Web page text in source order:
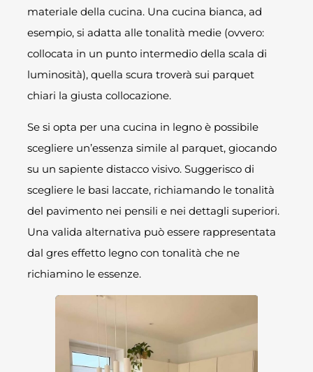
materiale della cucina. Una cucina bianca, ad
esempio, si adatta alle tonalità medie (ovvero:
collocata in un punto intermedio della scala di
luminosità), quella scura troverà sui parquet
chiari la giusta collocazione.
Se si opta per una cucina in legno è possibile
scegliere un’essenza simile al parquet, giocando
su un sapiente distacco visivo. Suggerisco di
scegliere le basi laccate, richiamando le tonalità
del pavimento nei pensili e nei dettagli superiori.
Una valida alternativa può essere rappresentata
dal gres effetto legno con tonalità che ne
richiamino le essenze.